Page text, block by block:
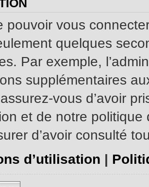
pouvoir vous
quelques
Par exemple,
supplémentaires
vous d’avoir
et de notre
d’avoir consulté
d’utilisation |